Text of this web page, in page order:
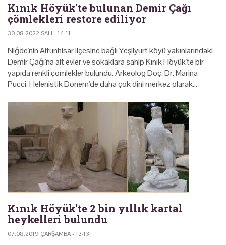
Kınık Höyük'te bulunan Demir Çağı
çömlekleri restore ediliyor
30.08.2022 SALI - 14:11
Niğde'nin Altunhisar ilçesine bağlı Yeşilyurt köyü yakınlarındaki
Demir Çağı'na ait evler ve sokaklara sahip Kınık Höyük'te bir
yapıda renkli çömlekler bulundu. Arkeolog Doç. Dr. Marina
Pucci, Helenistik Dönem'de daha çok dini merkez olarak…
Kınık Höyük'te 2 bin yıllık kartal
heykelleri bulundu
07.08.2019 ÇARŞAMBA - 13:13